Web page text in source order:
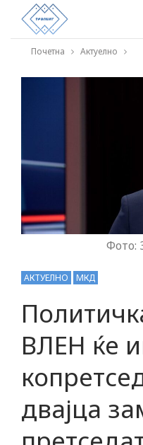
Почетна Актуелно
Фото:
АКТУЕЛНО МКД
ВЛЕН ќе
двајца